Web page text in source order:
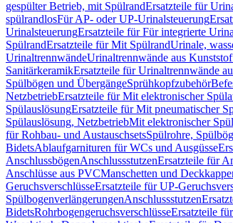
gespülter Betrieb, mit SpülrandErsatzteile für
spülrandlosFür AP- oder UP-Urinalsteuerung
UrinalsteuerungErsatzteile für Für integrierte
SpülrandErsatzteile für Mit SpülrandUrinale,
UrinaltrennwändeUrinaltrennwände aus
SanitärkeramikErsatzteile für Urinaltrennwände
Spülbögen und ÜbergängeSprühkopfzubehör
NetzbetriebErsatzteile für Mit elektronischer
SpülauslösungErsatzteile für Mit pneumatischer
Spülauslösung, NetzbetriebMit elektronischer
für Rohbau- und AustauschsetsSpülrohre,
BidetsAblaufgarnituren für WCs und Ausgüsse
AnschlussbögenAnschlussstutzenErsatzteile für
Anschlüsse aus PVCManschetten und
GeruchsverschlüsseErsatzteile für UP-
SpülbogenverlängerungenAnschlussstutzen
BidetsRohrbogengeruchsverschlüsseErsatzteile